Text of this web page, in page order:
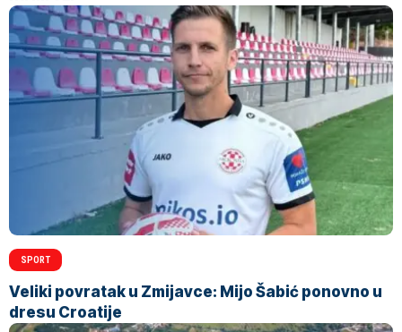
SPORT
Veliki povratak u Zmijavce: Mijo Šabić ponovno u
dresu Croatije